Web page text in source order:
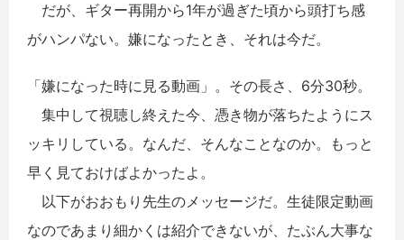
だが、ギター再開から1年が過ぎた頃から頭打ち感
がハンパない。嫌になったとき、それは今だ。
「嫌になった時に見る動画」。その長さ、6分30秒。
集中して視聴し終えた今、憑き物が落ちたようにス
ッキリしている。なんだ、そんなことなのか。もっと
早く見ておけばよかったよ。
以下がおおもり先生のメッセージだ。生徒限定動画
なのであまり細かくは紹介できないが、たぶん大事な